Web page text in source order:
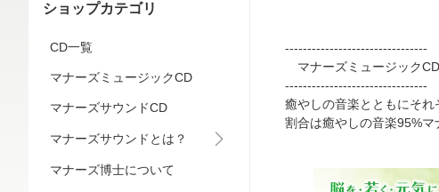
ショップカテゴリ
CD一覧
マナーズミュージックCD
マナーズサウンドCD
マナーズサウンドとは？
マナーズ博士について
--------------------------------
マナーズミュージック
--------------------------------
癒やしの音楽とともにそれ
割合は癒やしの音楽95%マ